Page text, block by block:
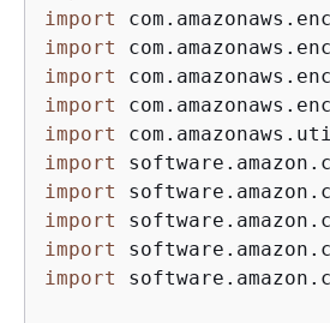
import
import
import
import
import
import
import
import
import
import